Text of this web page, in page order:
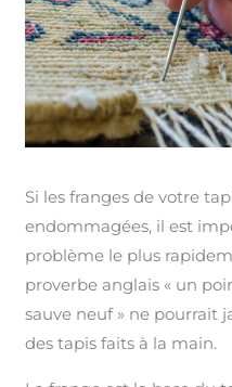
Si les franges de votre
endommagées, il est
problème le plus
proverbe anglais « un
sauve neuf » ne pourrait
des tapis faits à la main.